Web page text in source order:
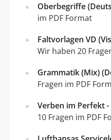
Oberbegriffe
im PDF Format
Faltvorlagen VD
Wir haben 20
Grammatik (Mix)
Fragen im PDF
Verben im Perfekt
10 Fragen im PDF